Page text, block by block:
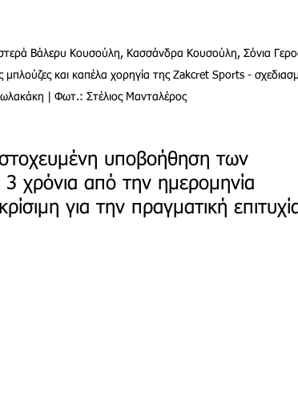
Βάλερυ Κουσούλη, Κασσάνδρα Κουσούλη, Σόνια
και καπέλα χορηγία της Zakcret Sports -
| Φωτ.: Στέλιος Μανταλέρος
υποβοήθηση των
χρόνια από την ημερομηνία
για την πραγματική